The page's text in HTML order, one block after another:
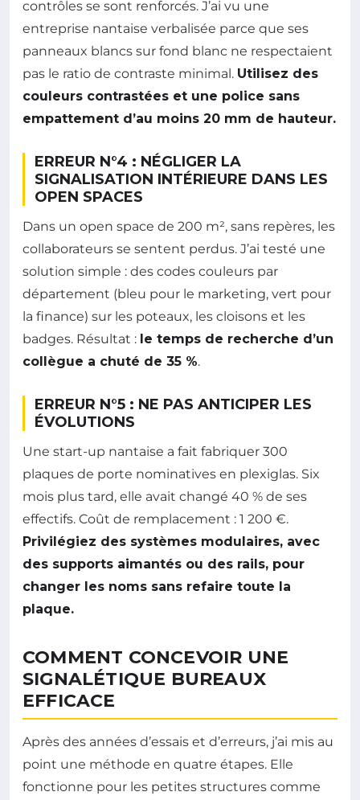
contrôles se sont renforcés. J’ai vu une
entreprise nantaise verbalisée parce que ses
panneaux blancs sur fond blanc ne respectaient
pas le ratio de contraste minimal. Utilisez des
couleurs contrastées et une police sans
empattement d’au moins 20 mm de hauteur.
ERREUR N°4 : NÉGLIGER LA
SIGNALISATION INTÉRIEURE DANS LES
OPEN SPACES
Dans un open space de 200 m², sans repères, les
collaborateurs se sentent perdus. J’ai testé une
solution simple : des codes couleurs par
département (bleu pour le marketing, vert pour
la finance) sur les poteaux, les cloisons et les
badges. Résultat : le temps de recherche d’un
collègue a chuté de 35 %.
ERREUR N°5 : NE PAS ANTICIPER LES
ÉVOLUTIONS
Une start-up nantaise a fait fabriquer 300
plaques de porte nominatives en plexiglas. Six
mois plus tard, elle avait changé 40 % de ses
effectifs. Coût de remplacement : 1 200 €.
Privilégiez des systèmes modulaires, avec
des supports aimantés ou des rails, pour
changer les noms sans refaire toute la
plaque.
COMMENT CONCEVOIR UNE
SIGNALÉTIQUE BUREAUX
EFFICACE
Après des années d’essais et d’erreurs, j’ai mis au
point une méthode en quatre étapes. Elle
fonctionne pour les petites structures comme